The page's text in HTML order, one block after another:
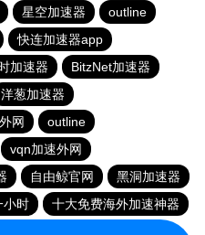
星空加速器
outline
快连加速器app
加速器
BitzNet加速器
洋葱加速器
网
outline
vqn加速外网
自由鲸官网
黑洞加速器
小时
十大免费海外加速神器